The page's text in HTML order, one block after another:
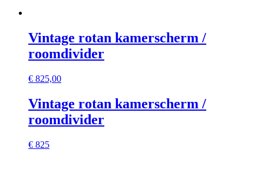
Vintage rotan kamerscherm /
roomdivider
€ 825,00
Vintage rotan kamerscherm /
roomdivider
€ 825